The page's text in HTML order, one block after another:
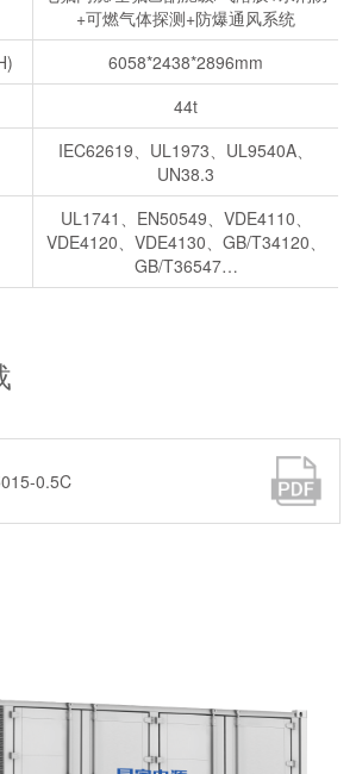
+可燃气体探测+防爆通风系统
6058*2438*2896mm
44t
IEC62619、UL1973、UL9540A、
UN38.3
UL1741、EN50549、VDE4110、
VDE4120、VDE4130、GB/T34120、
GB/T36547…
0.5C